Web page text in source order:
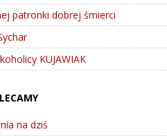
patronki dobrej śmierci
KUJAWIAK
na dziś